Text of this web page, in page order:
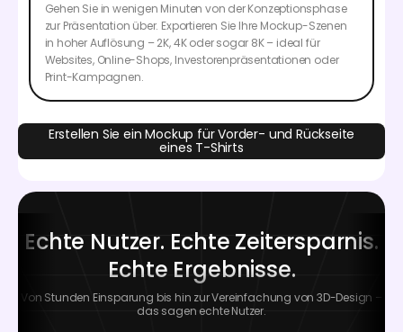
Gehen Sie in wenigen Minuten von der Konzeptionsphase
zur Präsentation über. Exportieren Sie Ihre Mockup-Szenen
in hoher Auflösung – 2K, 4K oder sogar 8K – ideal für
Websites, Online-Shops, Investorenpräsentationen oder
Print-Kampagnen.
Erstellen Sie ein Mockup für Vorder- und Rückseite
eines T-Shirts
Echte Nutzer. Echte Zeitersparnis.
Echte Ergebnisse.
Von Stunden Einsparung bis hin zur Vereinfachung von 3D-Design –
das sagen echte Nutzer.